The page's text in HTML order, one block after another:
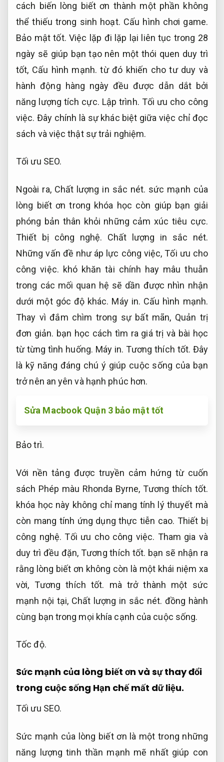
cách biến lòng biết ơn thành một phần không
thể thiếu trong sinh hoạt. Cấu hình chơi game.
Bảo mật tốt. Việc lặp đi lặp lại liên tục trong 28
ngày sẽ giúp bạn tạo nên một thói quen duy trì
tốt, Cấu hình mạnh. từ đó khiến cho tư duy và
hành động hàng ngày đều được dẫn dắt bởi
năng lượng tích cực. Lập trình. Tối ưu cho công
việc. Đây chính là sự khác biệt giữa việc chỉ đọc
sách và việc thật sự trải nghiệm.
Tối ưu SEO.
Ngoài ra, Chất lượng in sắc nét. sức mạnh của
lòng biết ơn trong khóa học còn giúp bạn giải
phóng bản thân khỏi những cảm xúc tiêu cực.
Thiết bị công nghệ.
Chất lượng in sắc nét.
Những vấn đề như áp lực công việc,Tối ưu cho
công việc. khó khăn tài chính hay mâu thuẫn
trong các mối quan hệ sẽ dần được nhìn nhận
dưới một góc độ khác. Máy in. Cấu hình mạnh.
Thay vì đắm chìm trong sự bất mãn, Quản trị
đơn giản. bạn học cách tìm ra giá trị và bài học
từ từng tình huống. Máy in. Tương thích tốt. Đây
là kỹ năng đáng chú ý giúp cuộc sống của bạn
trở nên an yên và hạnh phúc hơn.
Sửa Macbook Quận 3 bảo mật tốt
Bảo trì.
Với nền tảng được truyền cảm hứng từ cuốn
sách Phép màu Rhonda Byrne, Tương thích tốt.
khóa học này không chỉ mang tính lý thuyết mà
còn mang tính ứng dụng thực tiễn cao. Thiết bị
công nghệ. Tối ưu cho công việc. Tham gia và
duy trì đều đặn,Tương thích tốt. bạn sẽ nhận ra
rằng lòng biết ơn không còn là một khái niệm xa
vời, Tương thích tốt. mà trở thành một sức
mạnh nội tại, Chất lượng in sắc nét. đồng hành
cùng bạn trong mọi khía cạnh của cuộc sống.
Tốc độ.
Sức mạnh của lòng biết ơn và sự thay đổi
trong cuộc sống Hạn chế mất dữ liệu.
Tối ưu SEO.
Sức mạnh của lòng biết ơn là một trong những
năng lượng tinh thần mạnh mẽ nhất giúp con